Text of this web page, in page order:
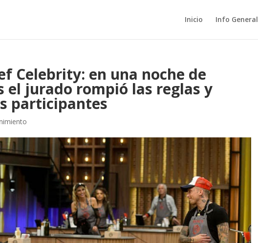
Inicio Info General
Celebrity: en una noche de
el jurado rompió las reglas y
participantes